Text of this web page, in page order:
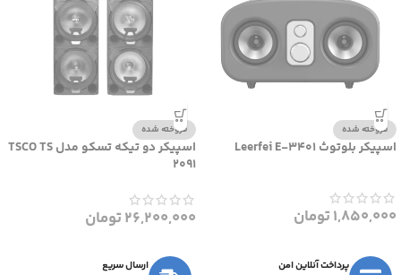
فروخته شده
اسپیکر بلوتوث Leerfei E-3401
1,850,000تومان
فروخته شده
اسپیکر دو تیکه تسکو مدل TSCO TS
2091
26,200,000تومان
پرداخت آنلاین امن ارسال سریع